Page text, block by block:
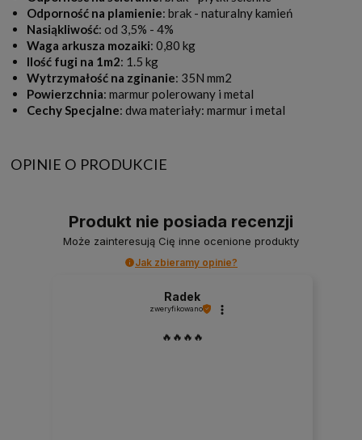
Odporność na plamienie: brak - naturalny kamień
Nasiąkliwość: od 3,5% - 4%
Waga arkusza mozaiki: 0,80 kg
Ilość fugi na 1m2: 1.5 kg
Wytrzymałość na zginanie: 35N mm2
Powierzchnia: marmur polerowany i metal
Cechy Specjalne: dwa materiały: marmur i metal
OPINIE O PRODUKCIE
Produkt nie posiada recenzji
Może zainteresują Cię inne ocenione produkty
Jak zbieramy opinie?
Radek
zweryfikowano
🔥🔥🔥🔥